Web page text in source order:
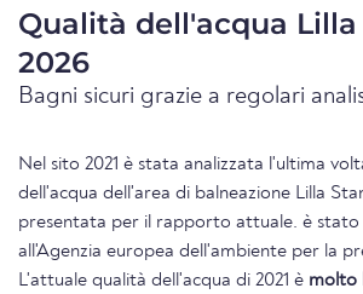
Qualità dell'acqua
2026
Bagni sicuri grazie a regolari
Nel sito 2021 è stata analizzata l'ultima
dell'acqua dell'area di balneazione Lilla
presentata per il rapporto attuale. è
all'Agenzia europea dell'ambiente per la
L'attuale qualità dell'acqua di 2021 è molto